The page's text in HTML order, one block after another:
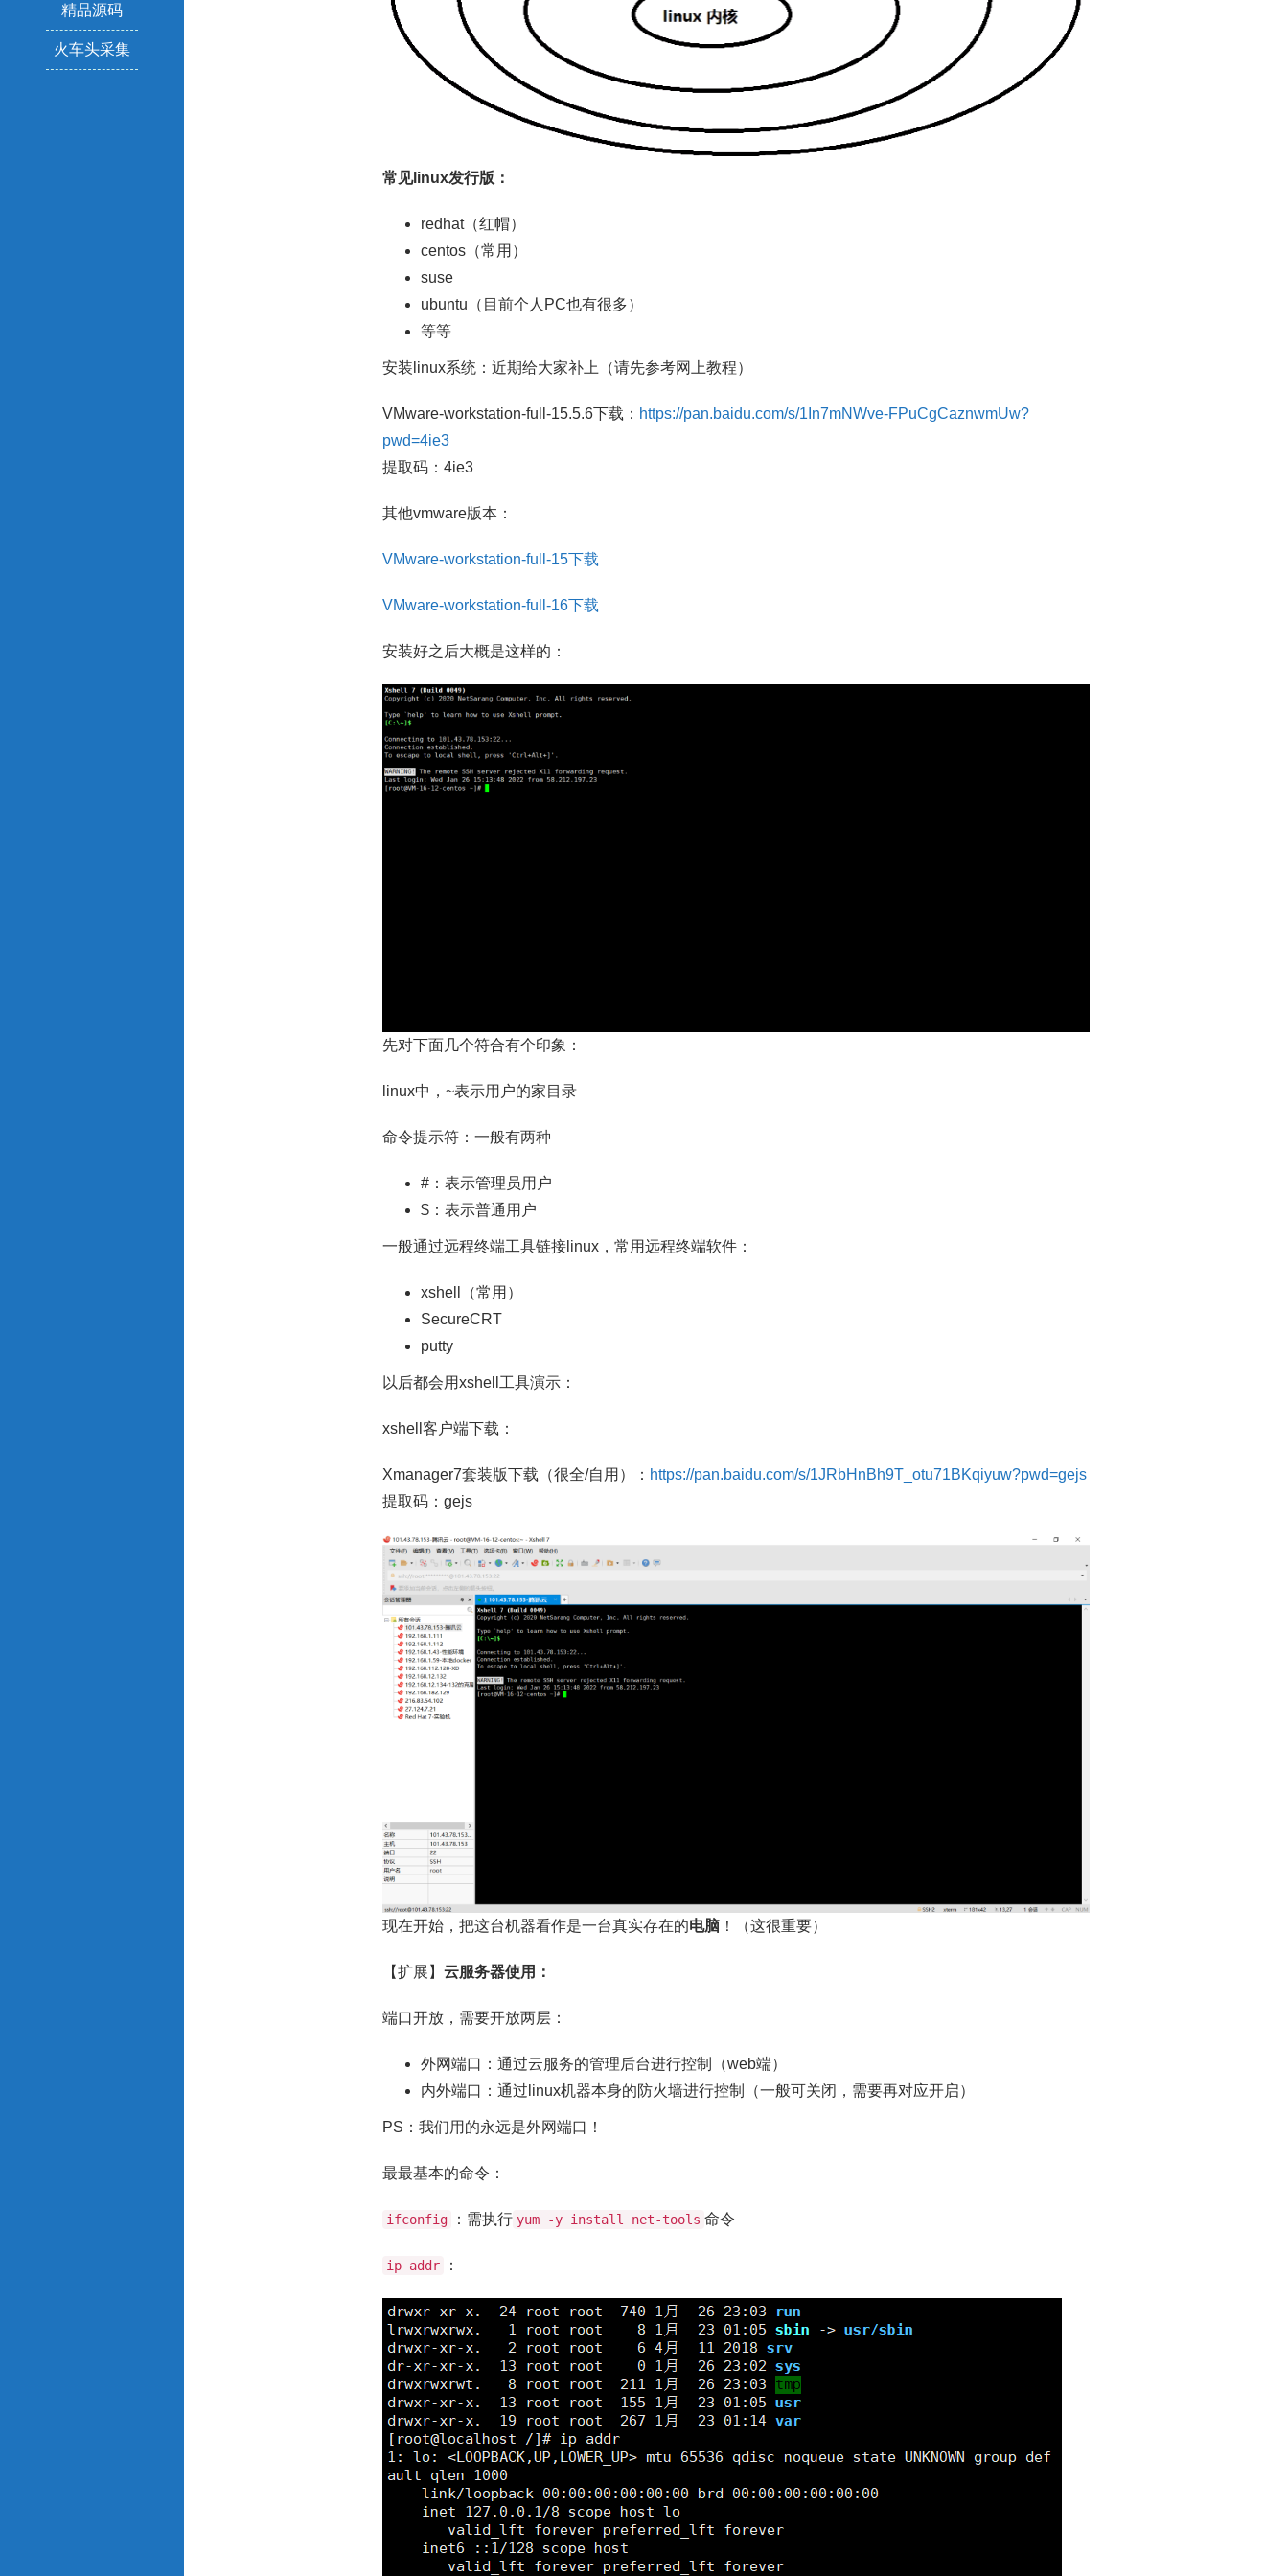
精品源码
火车头采集
常见linux发行版：
redhat（红帽）
centos（常用）
suse
ubuntu（目前个人PC也有很多）
等等
安装linux系统：近期给大家补上（请先参考网上教程）
VMware-workstation-full-15.5.6下载： https://pan.baidu.com/s/1In7mNWve-FPuCgCaznwmUw?
pwd=4ie3
提取码：4ie3
其他vmware版本：
VMware-workstation-full-15下载
VMware-workstation-full-16下载
安装好之后大概是这样的：
先对下面几个符合有个印象：
linux中，~表示用户的家目录
命令提示符：一般有两种
#：表示管理员用户
$：表示普通用户
一般通过远程终端工具链接linux，常用远程终端软件：
xshell（常用）
SecureCRT
putty
以后都会用xshell工具演示：
xshell客户端下载：
Xmanager7套装版下载（很全/自用）： https://pan.baidu.com/s/1JRbHnBh9T_otu71BKqiyuw?pwd=gejs
提取码：gejs
现在开始，把这台机器看作是一台真实存在的电脑 ！（这很重要）
【扩展】 云服务器使用：
端口开放，需要开放两层：
外网端口：通过云服务的管理后台进行控制（web端）
内外端口：通过linux机器本身的防火墙进行控制（一般可关闭，需要再对应开启）
PS：我们用的永远是外网端口！
最最基本的命令：
ifconfig ：需执行 yum -y install net-tools 命令
ip addr ：